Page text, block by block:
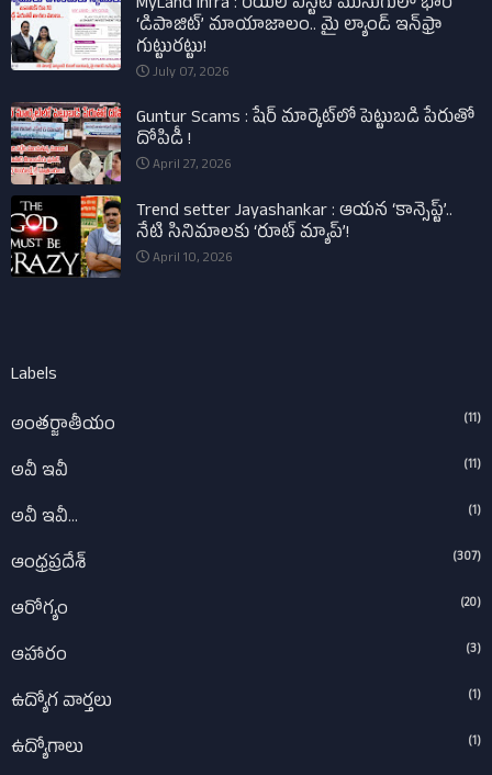
‘డిపాజిట్’ మాయాజాలం.. మై ల్యాండ్ ఇన్‌ఫ్రా
గుట్టురట్టు!
July 07, 2026
Guntur Scams : షేర్ మార్కెట్‌లో పెట్టుబడి పేరుతో
దోపిడీ !
April 27, 2026
Trend setter Jayashankar : ఆయన ‘కాన్సెప్ట్’..
నేటి సినిమాలకు ‘రూట్ మ్యాప్’!
April 10, 2026
Labels
అంతర్జాతీయం
(11)
అవీ ఇవీ (11)
అవీ ఇవీ... (1)
ఆంధ్రప్రదేశ్‌ (307)
ఆరోగ్యం (20)
ఆహారం (3)
ఉద్యోగ వార్తలు (1)
ఉద్యోగాలు (1)